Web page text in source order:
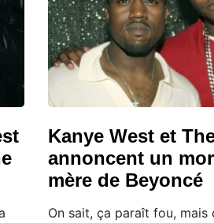
Kanye West et
annoncent un
mère de Beyoncé
On sait, ça paraît fou, mais